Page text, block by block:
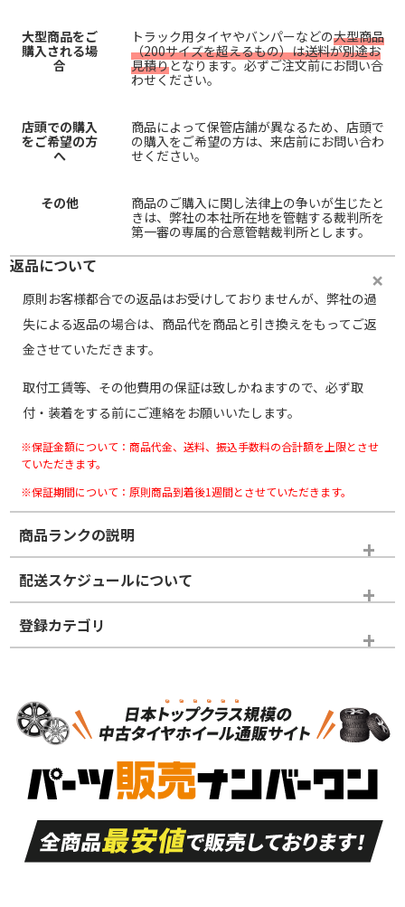
大型商品をご
購入される場
合
トラック用タイヤやバンパーなどの大型商品
（200サイズを超えるもの）は送料が別途お
見積りとなります。必ずご注文前にお問い合
わせください。
店頭での購入
をご希望の方
へ
商品によって保管店舗が異なるため、店頭で
の購入をご希望の方は、来店前にお問い合わ
せください。
その他
商品のご購入に関し法律上の争いが生じたと
きは、弊社の本社所在地を管轄する裁判所を
第一審の専属的合意管轄裁判所とします。
返品について
原則お客様都合での返品はお受けしておりませんが、弊社の過
失による返品の場合は、商品代を商品と引き換えをもってご返
金させていただきます。
取付工賃等、その他費用の保証は致しかねますので、必ず取
付・装着をする前にご連絡をお願いいたします。
※保証金額について：商品代金、送料、振込手数料の合計額を上限とさせ
ていただきます。
※保証期間について：原則商品到着後1週間とさせていただきます。
商品ランクの説明
※商品ランクは出品者の主観により判断しておりますので、あら
かじめご了承ください。
ホイールランク
S
品）
S
新車外し品（新古
付き
A
走行距離も少なく、
目立つ傷もほとんど
ない中古品
A
走行距離も少なく、
非常に状態の良い中
古品
配送スケジュールについて
登録カテゴリ
ホイールのみ